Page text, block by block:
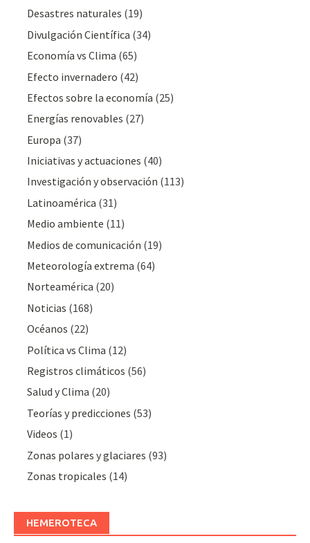
Desastres naturales (19)
Divulgación Cientí­fica (34)
Economía vs Clima (65)
Efecto invernadero (42)
Efectos sobre la economía (25)
Energías renovables (27)
Europa (37)
Iniciativas y actuaciones (40)
Investigación y observación (113)
Latinoamérica (31)
Medio ambiente (11)
Medios de comunicación (19)
Meteorologí­a extrema (64)
Norteamérica (20)
Noticias (168)
Océanos (22)
Polí­tica vs Clima (12)
Registros climáticos (56)
Salud y Clima (20)
Teorías y predicciones (53)
Videos (1)
Zonas polares y glaciares (93)
Zonas tropicales (14)
HEMEROTECA